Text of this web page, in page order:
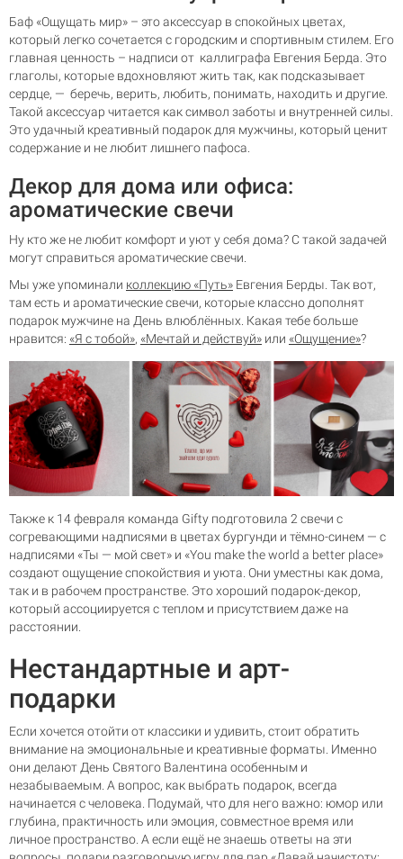
Баф «Ощущать мир» – это аксессуар в спокойных цветах,
который легко сочетается с городским и спортивным стилем. Его
главная ценность – надписи от каллиграфа Евгения Берда. Это
глаголы, которые вдохновляют жить так, как подсказывает
сердце, — беречь, верить, любить, понимать, находить и другие.
Такой аксессуар читается как символ заботы и внутренней силы.
Это удачный креативный подарок для мужчины, который ценит
содержание и не любит лишнего пафоса.
Декор для дома или офиса:
ароматические свечи
Ну кто же не любит комфорт и уют у себя дома? С такой задачей
могут справиться ароматические свечи.
Мы уже упоминали коллекцию «Путь» Евгения Берды. Так вот,
там есть и ароматические свечи, которые классно дополнят
подарок мужчине на День влюблённых. Какая тебе больше
нравится: «Я с тобой», «Мечтай и действуй» или «Ощущение»?
Также к 14 февраля команда Gifty подготовила 2 свечи с
согревающими надписями в цветах бургунди и тёмно-синем — с
надписями «Ты — мой свет» и «You make the world a better place»
создают ощущение спокойствия и уюта. Они уместны как дома,
так и в рабочем пространстве. Это хороший подарок-декор,
который ассоциируется с теплом и присутствием даже на
расстоянии.
Нестандартные и арт-
подарки
Если хочется отойти от классики и удивить, стоит обратить
внимание на эмоциональные и креативные форматы. Именно
они делают День Святого Валентина особенным и
незабываемым. А вопрос, как выбрать подарок, всегда
начинается с человека. Подумай, что для него важно: юмор или
глубина, практичность или эмоция, совместное время или
личное пространство. А если ещё не знаешь ответы на эти